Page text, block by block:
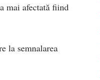
mai afectată fiind
la semnalarea